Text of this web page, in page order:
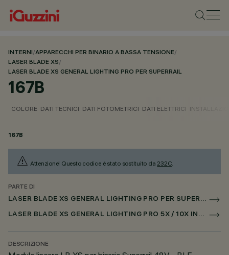
INTERNI/APPARECCHI PER BINARIO A BASSA TENSIONE/
LASER BLADE XS/
LASER BLADE XS GENERAL LIGHTING PRO PER SUPERRAIL
167B
COLORE DATI TECNICI DATI FOTOMETRICI DATI ELETTRICI
167B
Attenzione! Questo codice è stato sostituito da232C.
PARTE DI
LASER BLADE XS GENERAL LIGHTING PRO PER SUPERRAIL
LASER BLADE XS GENERAL LIGHTING PRO 5X / 10X INCASSO PER SUPERRAIL CASAMBI
DESCRIZIONE